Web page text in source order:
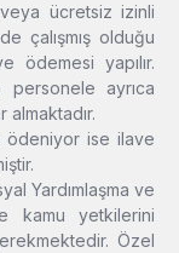
veya ücretsiz izinli
çalışmış olduğu
ödemesi yapılır.
ayrıca
ödeniyor ise ilave
Yardımlaşma ve
kamu yetkilerini
Özel